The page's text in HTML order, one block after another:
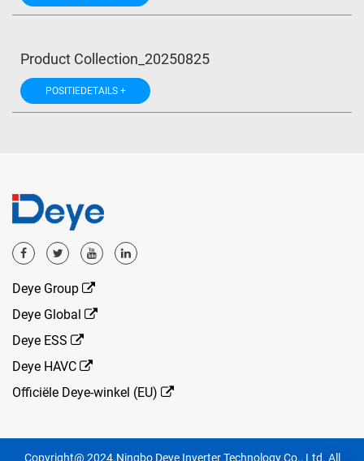
Product Collection_20250825
POSITIEDETAILS +
Deye Group
Deye Global
Deye ESS
Deye HAVC
Officiële Deye-winkel (EU)
Copyright@ 2024.Ningbo Deye Inverter Technology Co., Ltd. All